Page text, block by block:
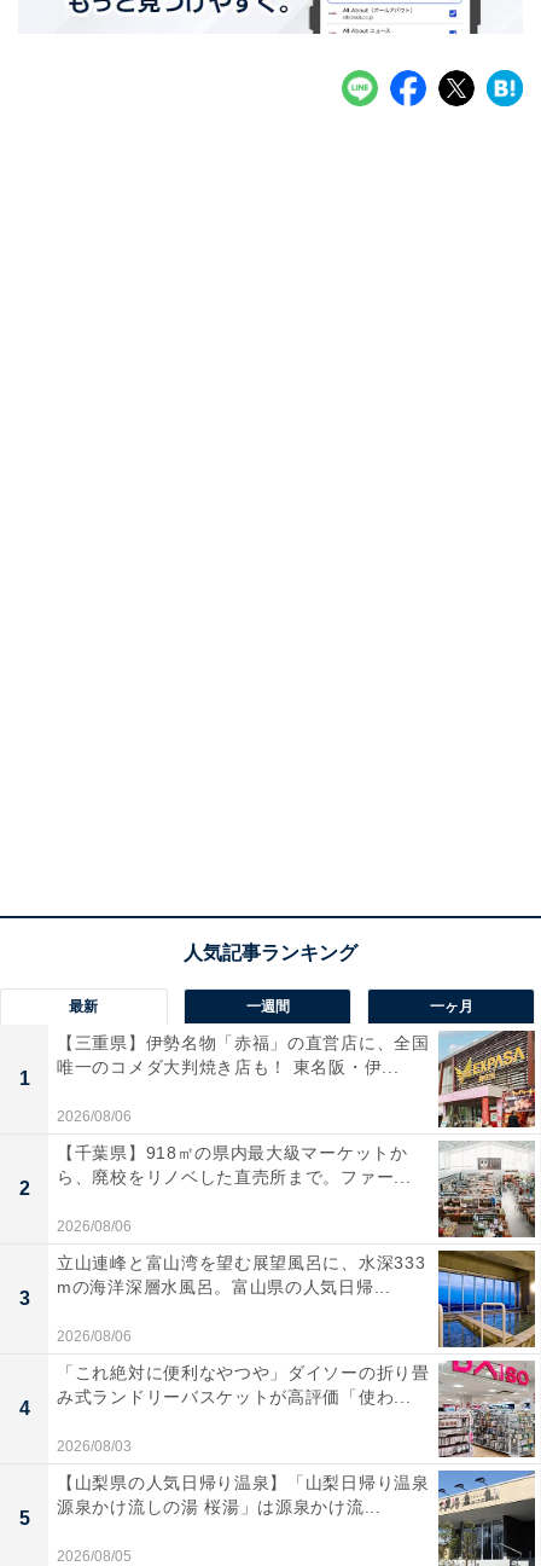
最新 一週間 一ヶ月
1
【三重県】伊勢名物「赤福」の直営店に、全国
唯一のコメダ大判焼き店も！ 東名阪・伊...
2026/08/06
2
【千葉県】918㎡の県内最大級マーケットか
ら、廃校をリノベした直売所まで。ファー...
2026/08/06
3
立山連峰と富山湾を望む展望風呂に、水深333
mの海洋深層水風呂。富山県の人気日帰...
2026/08/06
4
「これ絶対に便利なやつや」ダイソーの折り畳
み式ランドリーバスケットが高評価「使わ...
2026/08/03
5
【山梨県の人気日帰り温泉】「山梨日帰り温泉
源泉かけ流しの湯 桜湯」は源泉かけ流...
2026/08/05